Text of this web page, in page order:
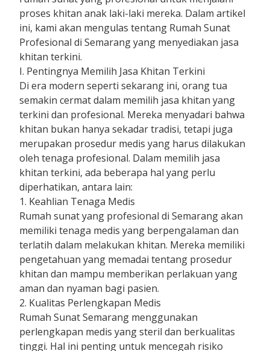
proses khitan anak laki-laki mereka. Dalam artikel
ini, kami akan mengulas tentang Rumah Sunat
Profesional di Semarang yang menyediakan jasa
khitan terkini.
I. Pentingnya Memilih Jasa Khitan Terkini
Di era modern seperti sekarang ini, orang tua
semakin cermat dalam memilih jasa khitan yang
terkini dan profesional. Mereka menyadari bahwa
khitan bukan hanya sekadar tradisi, tetapi juga
merupakan prosedur medis yang harus dilakukan
oleh tenaga profesional. Dalam memilih jasa
khitan terkini, ada beberapa hal yang perlu
diperhatikan, antara lain:
1. Keahlian Tenaga Medis
Rumah sunat yang profesional di Semarang akan
memiliki tenaga medis yang berpengalaman dan
terlatih dalam melakukan khitan. Mereka memiliki
pengetahuan yang memadai tentang prosedur
khitan dan mampu memberikan perlakuan yang
aman dan nyaman bagi pasien.
2. Kualitas Perlengkapan Medis
Rumah Sunat Semarang menggunakan
perlengkapan medis yang steril dan berkualitas
tinggi. Hal ini penting untuk mencegah risiko